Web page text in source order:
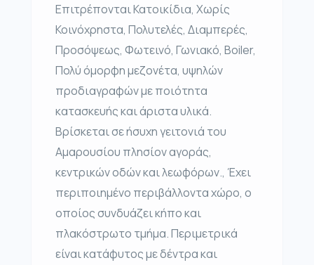
Επιτρέπονται Κατοικίδια, Χωρίς
Κοινόχρηστα, Πολυτελές, Διαμπερές,
Προσόψεως, Φωτεινό, Γωνιακό, Boiler,
Πολύ όμορφη μεζονέτα, υψηλών
προδιαγραφών με ποιότητα
κατασκευής και άριστα υλικά.
Βρίσκεται σε ήσυχη γειτονιά του
Αμαρουσίου πλησίον αγοράς,
κεντρικών οδών και λεωφόρων., Έχει
περιποιημένο περιβάλλοντα χώρο, ο
οποίος συνδυάζει κήπο και
πλακόστρωτο τμήμα. Περιμετρικά
είναι κατάφυτος με δέντρα και